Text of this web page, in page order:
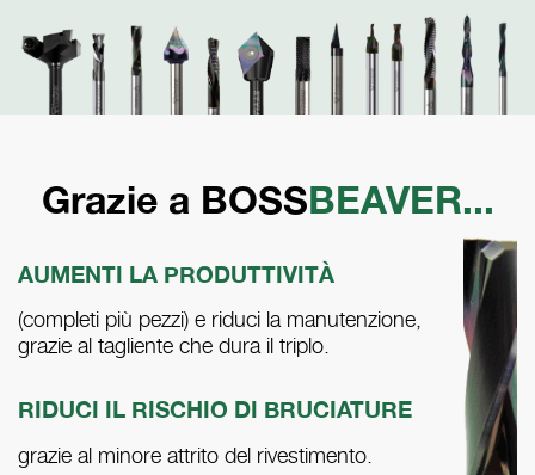
Grazie a BOSSBEAVER...
AUMENTI LA PRODUTTIVITÀ
(completi più pezzi) e riduci la manutenzione,
grazie al tagliente che dura il triplo.
RIDUCI IL RISCHIO DI BRUCIATURE
grazie al minore attrito del rivestimento.